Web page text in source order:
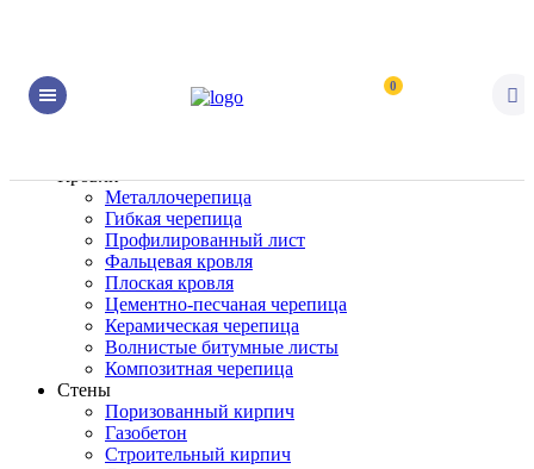
0
Кровли
Металлочерепица
Гибкая черепица
Профилированный лист
Фальцевая кровля
Плоская кровля
Цементно-песчаная черепица
Керамическая черепица
Волнистые битумные листы
Композитная черепица
Стены
Поризованный кирпич
Газобетон
Строительный кирпич